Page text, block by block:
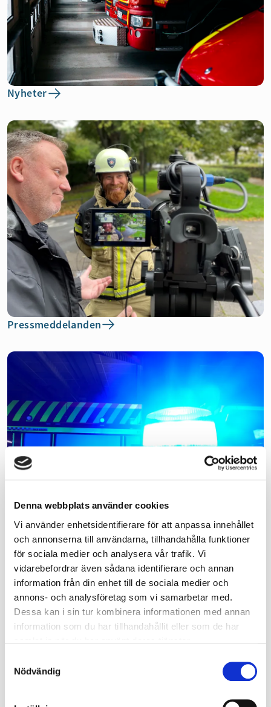
Denna webbplats använder cookies
Vi använder enhetsidentifierare för att anpassa innehållet
och annonserna till användarna, tillhandahålla funktioner
för sociala medier och analysera vår trafik. Vi
vidarebefordrar även sådana identifierare och annan
information från din enhet till de sociala medier och
annons- och analysföretag som vi samarbetar med.
Dessa kan i sin tur kombinera informationen med annan
information som du har tillhandahållit eller som de har
Nödvändig
Nyheter
Pressmeddelanden
Larm Arkiv
Följ oss i sociala medier
Facebook
På vårtFacebook-kontoberättar vi mer om oss och vad som
kommunikation om olyckor. Skulle det däremot inträffa en
använder vi Facebook för att svara på frågor och ge råd.